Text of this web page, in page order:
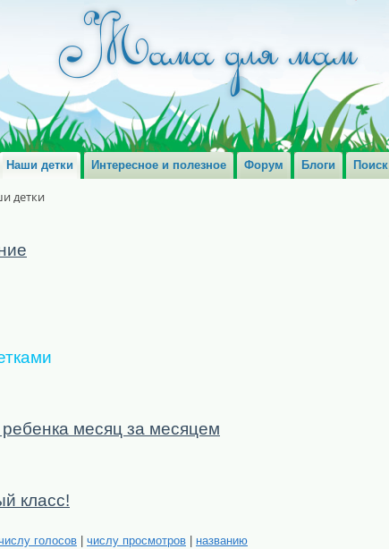
Наши детки Интересное и полезное Форум Блоги Поиск
детки
месяц за месяцем
класс!
голосов числу просмотров названию